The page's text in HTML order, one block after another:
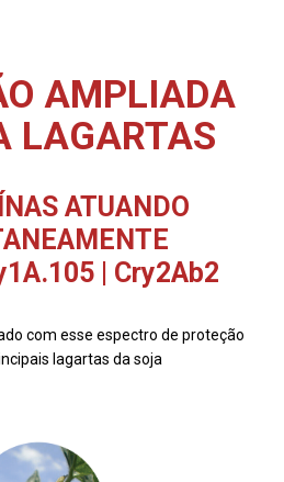
AMPLIADA
LAGARTAS
ATUANDO
| Cry2Ab2
com esse espectro de proteção
lagartas da soja